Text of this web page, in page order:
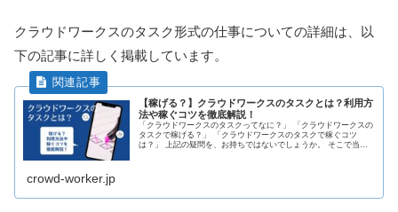
クラウドワークスのタスク形式の仕事についての詳細は、以
下の記事に詳しく掲載しています。
【稼げる？】クラウドワークスのタスクとは？利用方
法や稼ぐコツを徹底解説！
「クラウドワークスのタスクってなに？」 「クラウドワークスの
タスクで稼げる？」 「クラウドワークスのタスクで稼ぐコツ
は？」 上記の疑問を、お持ちではないでしょうか。 そこで当記
crowd-worker.jp